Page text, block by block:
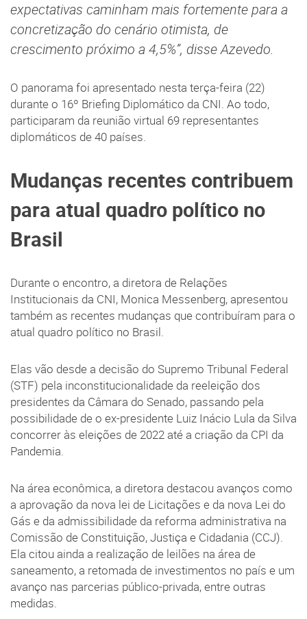
expectativas caminham mais fortemente para a
concretização do cenário otimista, de
crescimento próximo a 4,5%”, disse Azevedo.
O panorama foi apresentado nesta terça-feira (22)
durante o 16º Briefing Diplomático da CNI. Ao todo,
participaram da reunião virtual 69 representantes
diplomáticos de 40 países.
Mudanças recentes contribuem
para atual quadro político no
Brasil
Durante o encontro, a diretora de Relações
Institucionais da CNI, Monica Messenberg, apresentou
também as recentes mudanças que contribuíram para o
atual quadro político no Brasil.
Elas vão desde a decisão do Supremo Tribunal Federal
(STF) pela inconstitucionalidade da reeleição dos
presidentes da Câmara do Senado, passando pela
possibilidade de o ex-presidente Luiz Inácio Lula da Silva
concorrer às eleições de 2022 até a criação da CPI da
Pandemia.
Na área econômica, a diretora destacou avanços como
a aprovação da nova lei de Licitações e da nova Lei do
Gás e da admissibilidade da reforma administrativa na
Comissão de Constituição, Justiça e Cidadania (CCJ).
Ela citou ainda a realização de leilões na área de
saneamento, a retomada de investimentos no país e um
avanço nas parcerias público-privada, entre outras
medidas.